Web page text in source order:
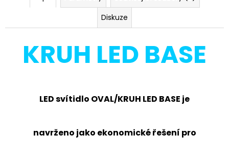
Diskuze
KRUH LED BASE
LED svítidlo OVAL/KRUH LED BASE je
navrženo jako ekonomické řešení pro
10W,